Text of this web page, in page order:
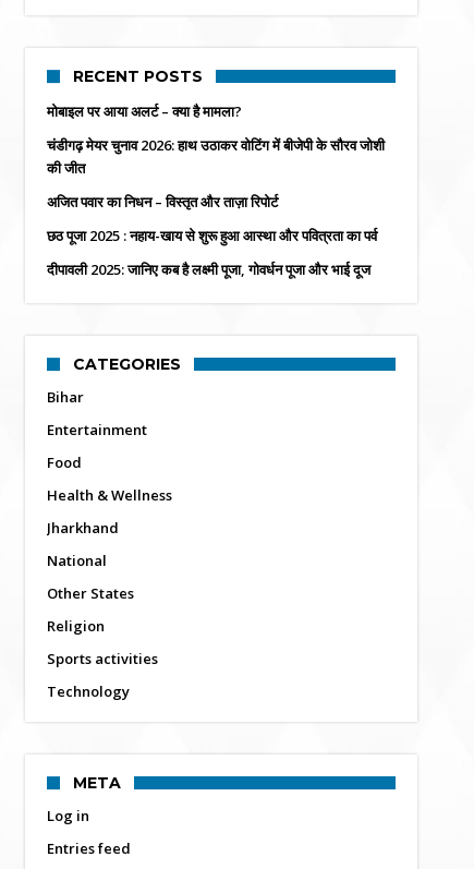
RECENT POSTS
मोबाइल पर आया अलर्ट – क्या है मामला?
चंडीगढ़ मेयर चुनाव 2026: हाथ उठाकर वोटिंग में बीजेपी के सौरव जोशी
की जीत
अजित पवार का निधन – विस्तृत और ताज़ा रिपोर्ट
छठ पूजा 2025 : नहाय-खाय से शुरू हुआ आस्था और पवित्रता का पर्व
दीपावली 2025: जानिए कब है लक्ष्मी पूजा, गोवर्धन पूजा और भाई दूज
CATEGORIES
Bihar
Entertainment
Food
Health & Wellness
Jharkhand
National
Other States
Religion
Sports activities
Technology
META
Log in
Entries feed